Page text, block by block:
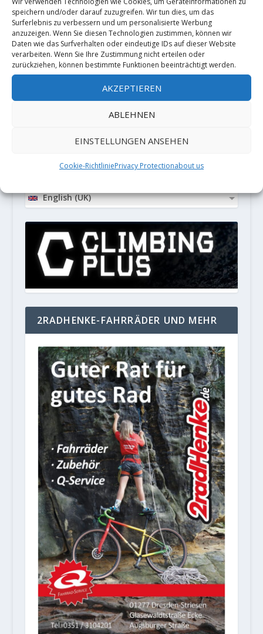
speichern und/oder darauf zuzugreifen. Wir tun dies, um das
Surferlebnis zu verbessern und um personalisierte Werbung
anzuzeigen. Wenn Sie diesen Technologien zustimmen, können wir
Daten wie das Surfverhalten oder eindeutige IDs auf dieser Website
verarbeiten. Wenn Sie Ihre Zustimmung nicht erteilen oder
zurückziehen, können bestimmte Funktionen beeinträchtigt werden.
AKZEPTIEREN
ABLEHNEN
EINSTELLUNGEN ANSEHEN
Cookie-RichtliniePrivacy Protectionabout us
Diese Website verwendet Akismet, um
Spam zu reduzieren.Erfahre, wie
deine Kommentardaten verarbeitet
werden.
English (UK)
2RADHENKE-FAHRRÄDER UND MEHR